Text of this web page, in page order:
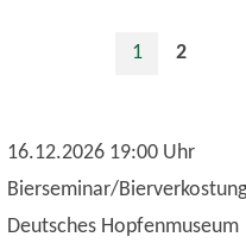
1 2
16.12.2026 19:00 Uhr
Bierseminar/Bierverkostung
Deutsches Hopfenmuseum